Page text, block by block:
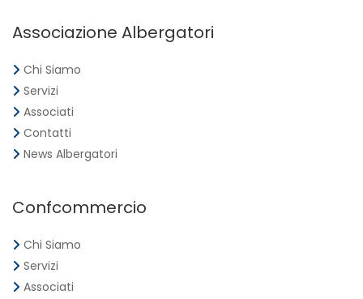
Associazione Albergatori
Chi Siamo
Servizi
Associati
Contatti
News Albergatori
Confcommercio
Chi Siamo
Servizi
Associati